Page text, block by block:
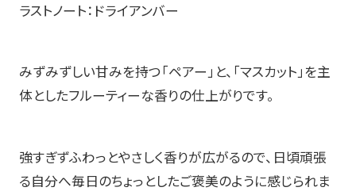
ラストノート：ドライアンバー
みずみずしい甘みを持つ「ペアー」と、「マスカット」を主
体としたフルーティーな香りの仕上がりです。
強すぎずふわっとやさしく香りが広がるので、日頃頑張
る自分へ毎日のちょっとしたご褒美のように感じられま